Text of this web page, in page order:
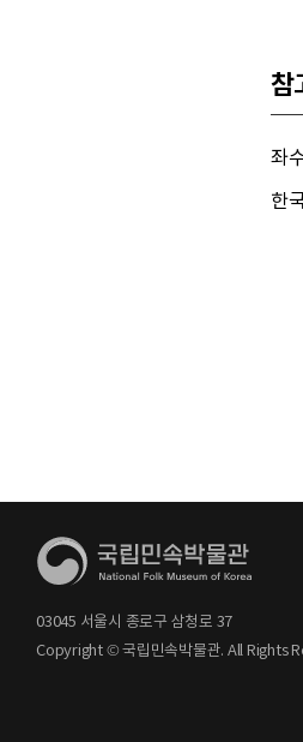
참
좌
한
03045 서울시 종로구 삼청로 37
Copyright © 국립민속박물관. All Rights